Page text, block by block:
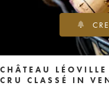
CHÂTEAU
CRU CLASSÉ IN